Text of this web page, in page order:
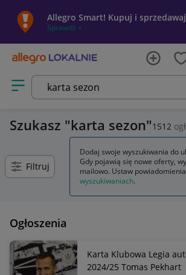
Allegro Smart! Kupuj i
Sprawdź »
Otwórz menu z kategoriami
Szukasz karta sezon 1512
Filtruj
Ogłoszenia
Karta Klubowa Legia
2024/25 Tomas Pekhart
Dodaj swoje wyszukiwania do
Gdy pojawią się nowe oferty,
mailowo. Ustaw
wyszukiwaniach.